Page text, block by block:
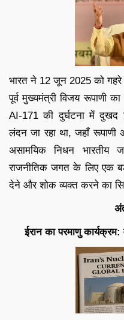
भारत ने 12 जून 2025 को
पूर्व मुख्यमंत्री विजय रूपाणी
AI-171 की दुर्घटना में दुखद
लंदन जा रहा था, जहाँ
असामयिक निधन भारतीय
राजनीतिक जगत के लिए एक
देने और शोक व्यक्त करने का
ईरान का परमाणु कार्यक्रम: